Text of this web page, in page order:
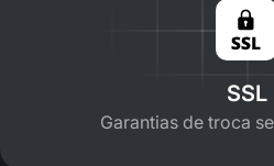
SSL
Garantias de troca